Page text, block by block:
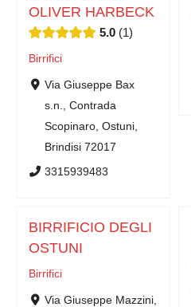
OLIVER HARBECK
5.0 1
Birrifici
Via Giuseppe Bax
s.n., Contrada
Scopinaro, Ostuni,
Brindisi 72017
3315939483
BIRRIFICIO DEGLI
OSTUNI
Birrifici
Via Giuseppe Mazzini,